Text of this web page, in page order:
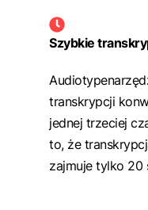
Szybkie
transkrypcji
jednej trzeciej
to, że
zajmuje tylko 20